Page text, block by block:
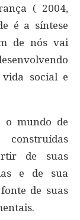
( 2004,
é a síntese
de nós vai
social e
o mundo de
de suas
e de sua
de suas